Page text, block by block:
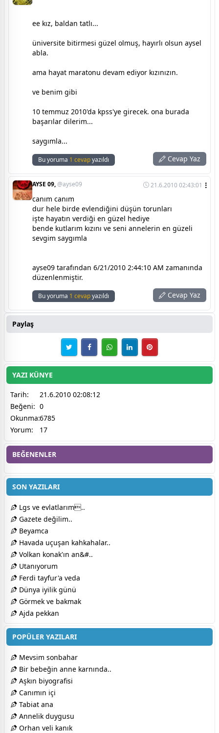
ee kız, baldan tatlı...
üniversite bitirmesi güzel olmuş, hayırlı olsun aysel
abla.
ama hayat maratonu devam ediyor kızınızın.
ve benim gibi
10 temmuz 2010'da kpss'ye girecek. ona burada
başarılar dilerim...
saygımla...
Bu yoruma 1 cevapyazıldı Cevap Yaz
AYSE 09,@ayse09 21.6.2010 02:43:01
canım canım
dur hele birde evlendiğini düşün torunları
işte hayatın verdiği en güzel hediye
bende kutlarım kızını ve seni annelerin en güzeli
sevgim saygımla
ayse09 tarafından 6/21/2010 2:44:10 AM zamanında
düzenlenmiştir.
Bu yoruma 1 cevapyazıldı Cevap Yaz
Paylaş
YAZI KÜNYE
Tarih:
21.6.2010 02:08:12
Beğeni: 0
Okunma:6785
Yorum:
17
BEĞENENLER
SON YAZILARI
Lgs ve evlatlarım..
Gazete değilim..
Beyamca
Havada uçuşan kahkahalar..
Volkan konak'ın an&#..
Utanıyorum
Ferdi tayfur'a veda
Dünya iyilik günü
Görmek ve bakmak
Ajda pekkan
POPÜLER YAZILARI
Mevsim sonbahar
Bir bebeğin anne karnında..
Aşkın biyografisi
Canımın içi
Tabiat ana
Annelik duygusu
Orhan veli kanık